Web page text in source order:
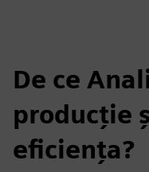
De ce
producție
eficiența?